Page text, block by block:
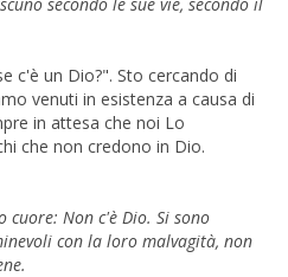
c'è un Dio?". Sto cercando di
venuti in esistenza a causa di
in attesa che noi Lo
che non credono in Dio.
cuore: Non c'è Dio. Si sono
con la loro malvagità, non